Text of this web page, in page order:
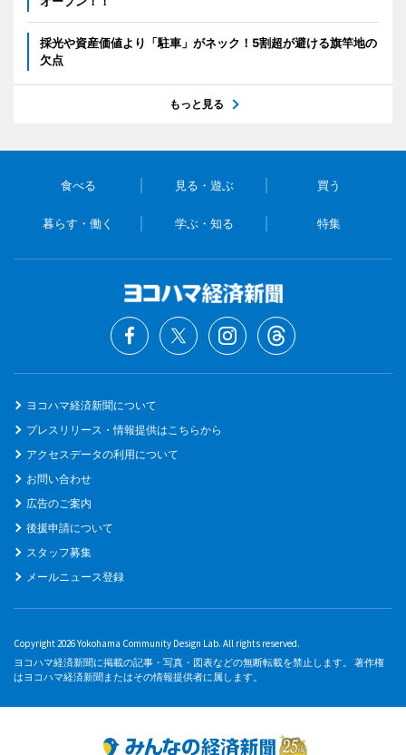
採光や資産価値より「駐車」がネック！5割超が避ける旗竿地の
欠点
もっと見る
食べる 見る・遊ぶ 買う
暮らす・働く 学ぶ・知る 特集
ヨコハマ経済新聞について
プレスリリース・情報提供はこちらから
アクセスデータの利用について
お問い合わせ
広告のご案内
後援申請について
スタッフ募集
メールニュース登録
Copyright 2026 Yokohama Community Design Lab. All rights reserved.
ヨコハマ経済新聞に掲載の記事・写真・図表などの無断転載を禁止します。 著作権
はヨコハマ経済新聞またはその情報提供者に属します。